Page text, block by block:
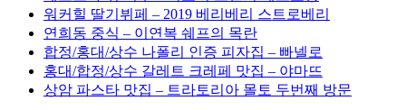
워커힐 딸기뷔페 – 2019 베리베리 스트로베리
연희동 중식 – 이연복 쉐프의 목란
합정/홍대/상수 나폴리 인증 피자집 – 빠넬로
홍대/합정/상수 갈레트 크레페 맛집 – 야마뜨
상암 파스타 맛집 – 트라토리아 몰토 두번째 방문